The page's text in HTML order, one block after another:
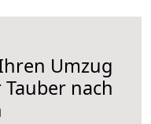
Umzug
nach